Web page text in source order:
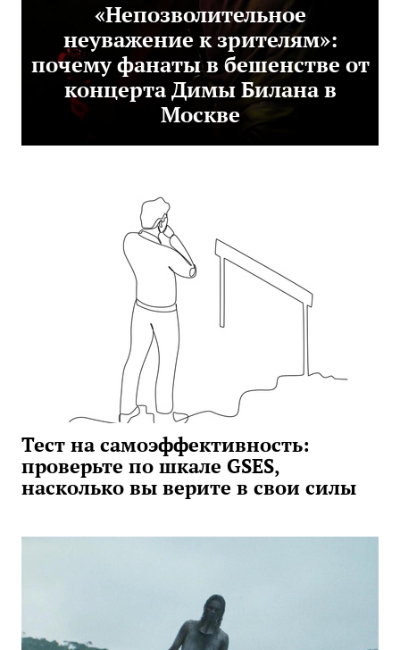
«Непозволительное
неуважение к зрителям»:
почему фанаты в бешенстве от
концерта Димы Билана в
Москве
Тест на самоэффективность:
проверьте по шкале GSES,
насколько вы верите в свои силы